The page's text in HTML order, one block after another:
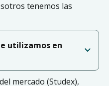
tenemos las
utilizamos en
mercado (Studex),